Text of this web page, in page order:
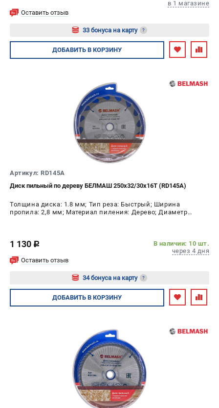
в 1 магазине
Оставить отзыв
33 бонуса на карту ?
Авторизуйтесь
ДОБАВИТЬ В КОРЗИНУ
Артикул: RD145A
Диск пильный по дереву БЕЛМАШ 250x32/30x16T (RD145A)
Толщина диска: 1.8 мм; Тип реза: Быстрый; Ширина
пропила: 2,8 мм; Материал пиления: Дерево; Диаметр
1 130 c
В наличии: 10 шт.
через 4 дня
Оставить отзыв
34 бонуса на карту ?
Авторизуйтесь
ДОБАВИТЬ В КОРЗИНУ